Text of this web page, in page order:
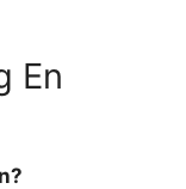
En